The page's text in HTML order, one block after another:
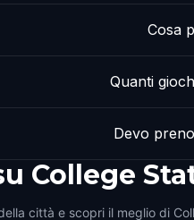
Cosa
Quanti
Devo
College
città e scopri il meglio di